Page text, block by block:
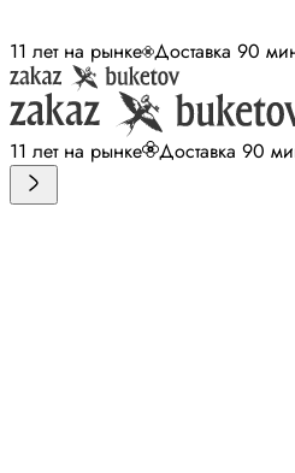
11 лет на рынке Доставка 90
11 лет на рынке Доставка 90